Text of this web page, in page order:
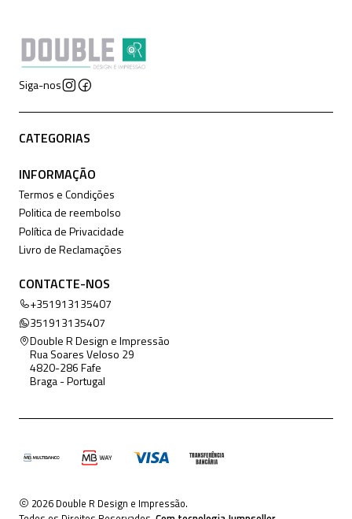
Siga-nos
CATEGORIAS
INFORMAÇÃO
Termos e Condições
Politica de reembolso
Política de Privacidade
Livro de Reclamações
CONTACTE-NOS
+351913135407
351913135407
Double R Design e Impressão
Rua Soares Veloso 29
4820-286 Fafe
Braga - Portugal
2026 Double R Design e Impressão.